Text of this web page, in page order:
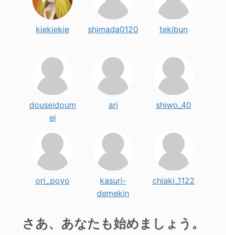
kiekiekie shimada0120 tekibun
douseidoum
ei
ari shiwo_40
ori_poyo
kasuri-
demekin
chiaki_1122
さあ、あなたも始めましょう。